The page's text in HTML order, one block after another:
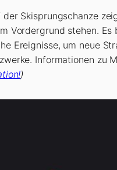
der Skisprungschanze
Vordergrund stehen.
Ereignisse, um neue
Informationen zu
)